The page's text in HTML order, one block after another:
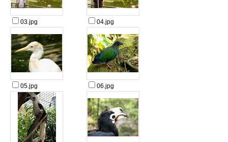
03.jpg 04.jpg
05.jpg 06.jpg